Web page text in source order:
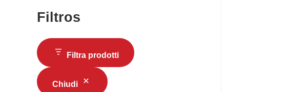
Filtros
Filtra prodotti
Chiudi